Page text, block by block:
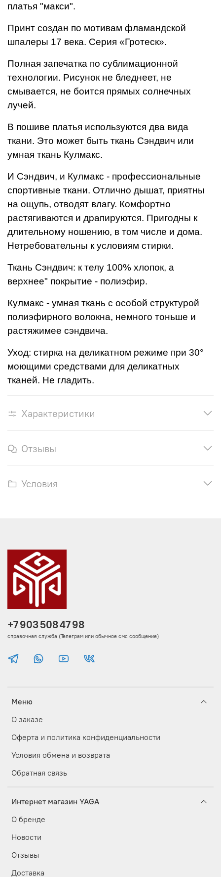
платья "макси".
Принт создан по мотивам фламандской
шпалеры 17 века. Серия «Гротеск».
Полная запечатка по сублимационной
технологии. Рисунок не бледнеет, не
смывается, не боится прямых солнечных
лучей.
В пошиве платья используются два вида
ткани. Это может быть ткань Сэндвич или
умная ткань Кулмакс.
И Сэндвич, и Кулмакс - профессиональные
спортивные ткани. Отлично дышат, приятны
на ощупь, отводят влагу. Комфортно
растягиваются и драпируются. Пригодны к
длительному ношению, в том числе и дома.
Нетребовательны к условиям стирки.
Ткань Сэндвич: к телу 100% хлопок, а
верхнее" покрытие - полиэфир.
Кулмакс - умная ткань с особой структурой
полиэфирного волокна, немного тоньше и
растяжимее сэндвича.
Уход: стирка на деликатном режиме при 30°
моющими средствами для деликатных
тканей. Не гладить.
Характеристики
Отзывы
Условия
Меню
О заказе
Оферта и политика конфиденциальности
Условия обмена и возврата
Обратная связь
Интернет магазин YAGA
О бренде
Новости
Отзывы
Доставка
+7 903 508 47 98
справочная служба (Телеграм или обычное смс сообщение)